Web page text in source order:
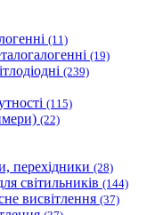
(11)
(19)
(239)
(115)
(22)
перехідники (28)
світильників (144)
висвітлення (37)